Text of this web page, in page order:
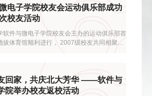
电子学院校友会运动俱乐部成功
校友活动
软件与微电子学院校友会主办的运动俱乐部首
拔体育馆顺利进行， 2007级校友共同相聚于
8年的他们再次相聚在燕园，校友们非常激动
校友们便聚在一起回忆起上学时光的点点滴
个笑容都能够深深切切的感受到校友们对燕
回家，共庆北大芳华 ——软件与
院举办校友返校活动